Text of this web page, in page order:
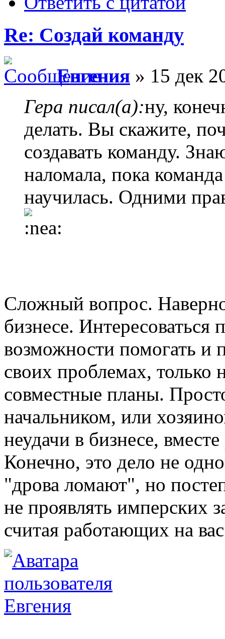
Re: Создай команду
Евгения » 15 дек
Гера писал(а):ну,
делать. Вы скажите,
создавать команду.
наломала, пока
научилась. Одними
Сложный вопрос.
бизнесе.
возможности помогать и
своих проблемах, только
совместные планы.
начальником, или
неудачи в бизнесе,
Конечно, это дело не
"дрова ломают", но
не проявлять имперских
считая работающих на
Евгения